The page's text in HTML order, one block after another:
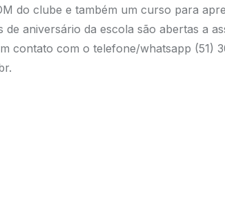
do clube e também um curso para
aniversário da escola são abertas a
contato com o telefone/whatsapp (51)